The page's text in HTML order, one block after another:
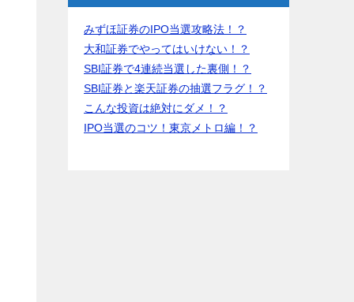
みずほ証券のIPO当選攻略法！？
大和証券でやってはいけない！？
SBI証券で4連続当選した裏側！？
SBI証券と楽天証券の抽選フラグ！？
こんな投資は絶対にダメ！？
IPO当選のコツ！東京メトロ編！？